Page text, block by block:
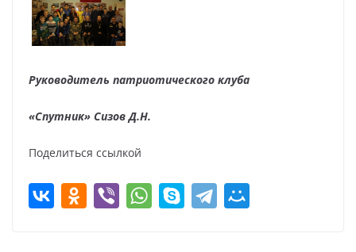
Руководитель патриотического клуба
«Спутник» Сизов Д.Н.
Поделиться ссылкой